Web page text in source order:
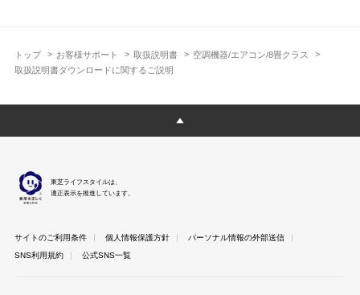
トップ お客様サポート 取扱説明書
空調機器/エアコン/8畳クラス
取扱説明書ダウンロードに関するご説明
明書以外の印刷物が同梱されている場合がありますが、本サイト
ではそれらを全て公開しておりませんのであらかじめご了承くだ
本サイトのサービスは予告なく中止または内容を変更する場合が
ございますのであらかじめご了承ください。
さま以外からのお問い合わせにはお答えできない場合があります
のであらかじめご了承ください。
東芝ライフスタイルは、
適正表示を推進しています。
サイトのご利用条件 個人情報保護方針
パーソナル情報の外部送信
SNS利用規約
公式SNS一覧